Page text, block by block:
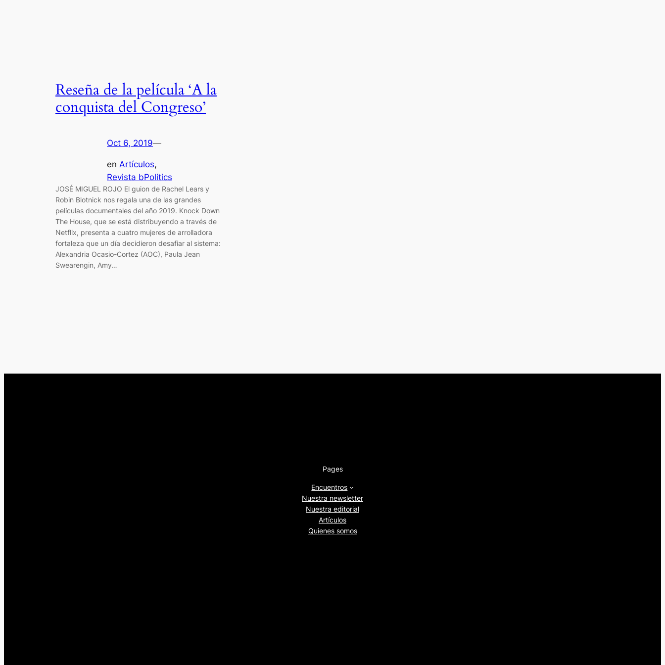
Reseña de la película ‘A la
conquista del Congreso’
Oct 6, 2019—
en Artículos
Revista bPolitics
JOSÉ MIGUEL ROJO El guion de Rachel Lears y
Robin Blotnick nos regala una de las grandes
películas documentales del año 2019. Knock Down
The House, que se está distribuyendo a través de
Netflix, presenta a cuatro mujeres de arrolladora
fortaleza que un día decidieron desafiar al sistema:
Alexandria Ocasio-Cortez (AOC), Paula Jean
Swearengin, Amy…
Pages
Encuentros
Nuestra newsletter
Nuestra editorial
Artículos
Quienes somos